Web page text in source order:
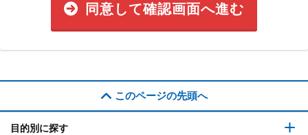
同意して確認画面へ進む
このページの先頭へ
目的別に探す